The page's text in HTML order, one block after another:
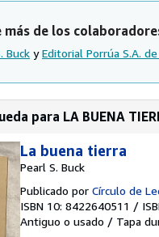
más de los
Buck yEditorial Porrúa S.A. de
para LA BUENA
La buena tierra
Pearl S. Buck
Publicado por Círculo de
ISBN 10: 8422640511 /
Antiguo o usado / Tapa